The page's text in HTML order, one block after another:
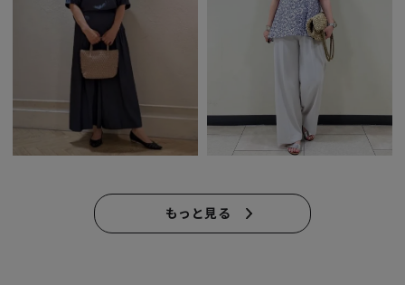
もっと見る